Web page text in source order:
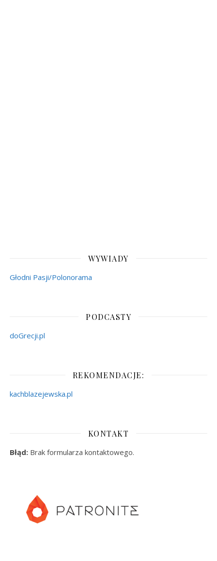
WYWIADY
Głodni Pasji/Polonorama
PODCASTY
doGrecji.pl
REKOMENDACJE:
kachblazejewska.pl
KONTAKT
Błąd: Brak formularza kontaktowego.